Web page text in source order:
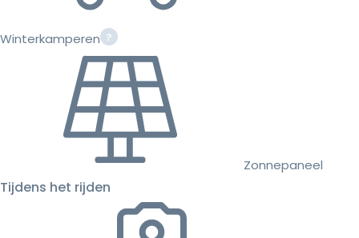
Winterkamperen
Zonnepaneel
Tijdens het rijden